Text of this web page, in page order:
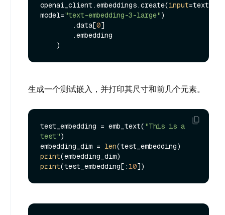
openai_client.embeddings.create(input=text,
model="text-embedding-3-large")
        .data[
0]
生成一个测试嵌入，并打印其尺寸和前几个元素。
test_embedding = emb_text( "This is a
test")
embedding_dim = len
print
print(test_embedding[:10